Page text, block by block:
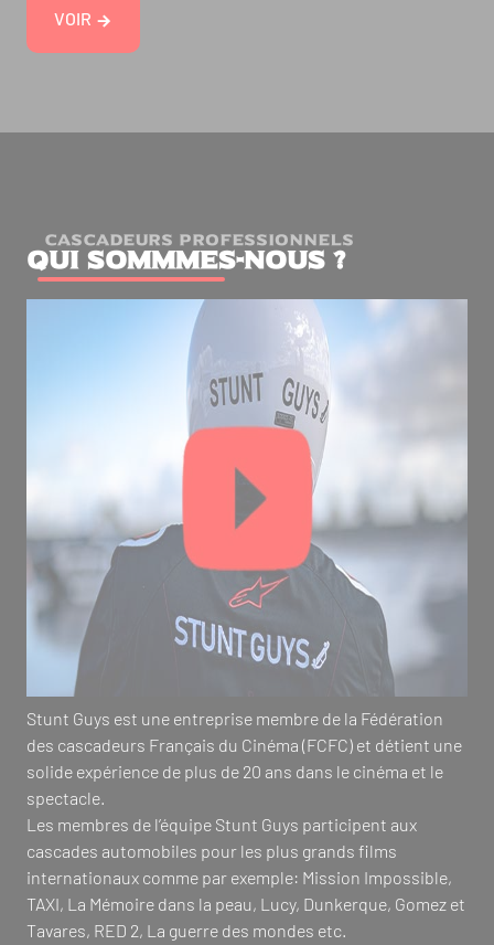
VOIR
CASCADEURS PROFESSIONNELS
Qui sommmes-nous ?
Stunt Guys est une entreprise membre de la Fédération
des cascadeurs Français du Cinéma (FCFC) et détient une
solide expérience de plus de 20 ans dans le cinéma et le
spectacle.
Les membres de l’équipe Stunt Guys participent aux
cascades automobiles pour les plus grands films
internationaux comme par exemple: Mission Impossible,
TAXI, La Mémoire dans la peau, Lucy, Dunkerque, Gomez et
Tavares, RED 2, La guerre des mondes etc.